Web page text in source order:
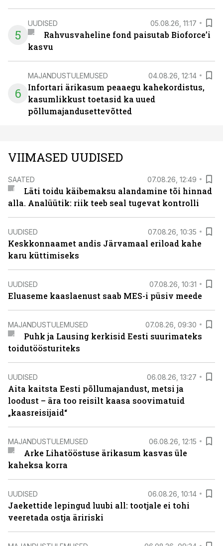
5
UUDISED 05.08.26, 11:17
Rahvusvaheline fond paisutab Bioforce’i
kasvu
6
MAJANDUSTULEMUSED 04.08.26, 12:14
Infortari ärikasum peaaegu kahekordistus,
kasumlikkust toetasid ka uued
põllumajandusettevõtted
VIIMASED UUDISED
SAATED 07.08.26, 12:49
Läti toidu käibemaksu alandamine tõi hinnad
alla. Analüütik: riik teeb seal tugevat kontrolli
UUDISED 07.08.26, 10:35
Keskkonnaamet andis Järvamaal eriload kahe
karu küttimiseks
UUDISED 07.08.26, 10:31
Eluaseme kaaslaenust saab MES-i püsiv meede
MAJANDUSTULEMUSED 07.08.26, 09:30
Puhk ja Lausing kerkisid Eesti suurimateks
toidutöösturiteks
UUDISED 06.08.26, 13:27
Aita kaitsta Eesti põllumajandust, metsi ja
loodust – ära too reisilt kaasa soovimatuid
„kaasreisijaid“
MAJANDUSTULEMUSED 06.08.26, 12:15
Arke Lihatööstuse ärikasum kasvas üle
kaheksa korra
UUDISED 06.08.26, 10:14
Jaekettide lepingud luubi all: tootjale ei tohi
veeretada ostja äririski